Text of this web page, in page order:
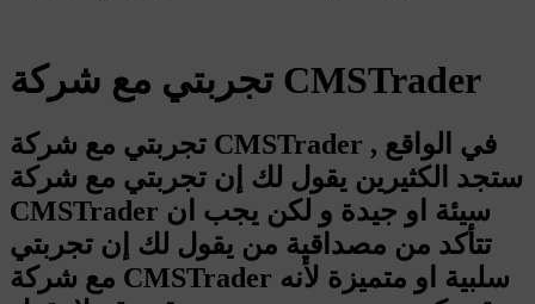
تجربتي مع شركة CMSTrader
تجربتي مع شركة CMSTrader , في الواقع
ستجد الكثيرين يقول لك إن تجربتي مع شركة
CMSTrader سيئة او جيدة و لكن يجب ان
تتأكد من مصداقية من يقول لك إن تجربتي
مع شركة CMSTrader سلبية او متميزة لأنه